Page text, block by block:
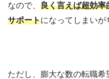
なので、 良く言えば超効率
サポートになってしまいが
ただし、膨大な数の転職希